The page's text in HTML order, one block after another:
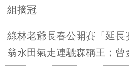
組摘冠
綠林老爺長春公開賽「延長
翁永田氣走連騼森稱王；